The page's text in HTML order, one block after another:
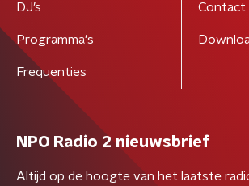
DJ’s
Programma's
Frequenties
Contact
NPO Radio 2 nieuwsbrief
Altijd op de hoogte van het laatste